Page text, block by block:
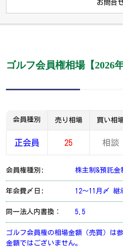
お問合
ゴルフ会員権相場【2026年
会員種別 売り相場 買い相
正会員 25 相談
会員権種別: 株主制&預託金
年会費〆日: 12～11月〆 継
同一法人内書換： 5.5
ゴルフ会員権の相場金額（売買）は
金額ではございません。